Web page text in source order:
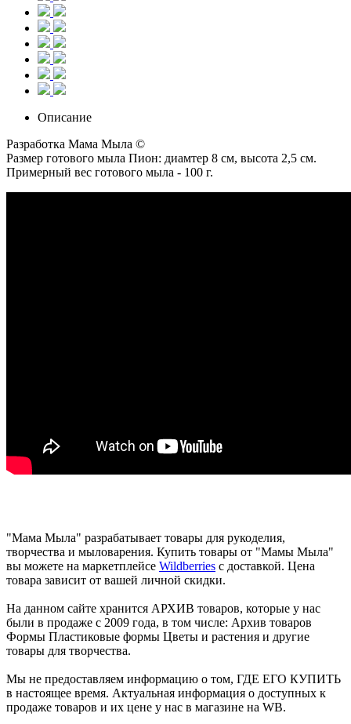
Описание
Разработка Мама Мыла ©
Размер готового мыла Пион: диамтер 8 см, высота 2,5 см.
Примерный вес готового мыла - 100 г.
"Мама Мыла" разрабатывает товары для рукоделия,
творчества и мыловарения. Купить товары от "Мамы Мыла"
вы можете на маркетплейсе Wildberries с доставкой. Цена
товара зависит от вашей личной скидки.
На данном сайте хранится АРХИВ товаров, которые у нас
были в продаже с 2009 года, в том числе: Архив товаров
Формы Пластиковые формы Цветы и растения и другие
товары для творчества.
Мы не предоставляем информацию о том, ГДЕ ЕГО КУПИТЬ
в настоящее время. Актуальная информация о доступных к
продаже товаров и их цене у нас в магазине на WB.